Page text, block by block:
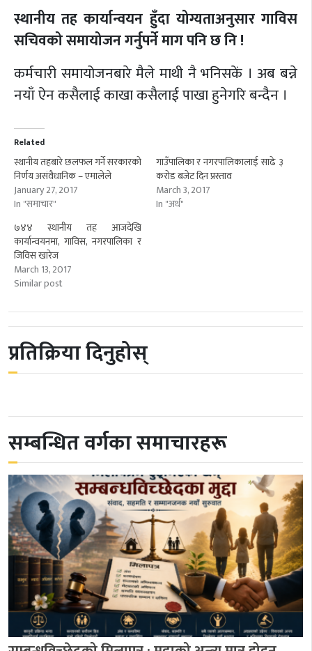
स्थानीय तह कार्यान्वयन हुँदा योग्यताअनुसार गाविस
सचिवको समायोजन गर्नुपर्ने माग पनि छ नि !
कर्मचारी समायोजनबारे मैले माथी नै भनिसकें । अब बन्ने
नयाँ ऐन कसैलाई काखा कसैलाई पाखा हुनेगरि बन्दैन ।
Related
स्थानीय तहबारे छलफल गर्ने सरकारको
निर्णय असंवैधानिक – एमालेले
January 27, 2017
In "समाचार"
गाउँपालिका र नगरपालिकालाई साढे ३
करोड बजेट दिन प्रस्ताव
March 3, 2017
In "अर्थ"
७४४ स्थानीय तह आजदेखि
कार्यान्वयनमा, गाविस, नगरपालिका र
जिविस खारेज
March 13, 2017
Similar post
प्रतिक्रिया दिनुहोस्
सम्बन्धित वर्गका समाचारहरू